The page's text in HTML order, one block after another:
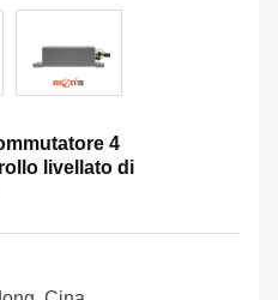
4
livellato di